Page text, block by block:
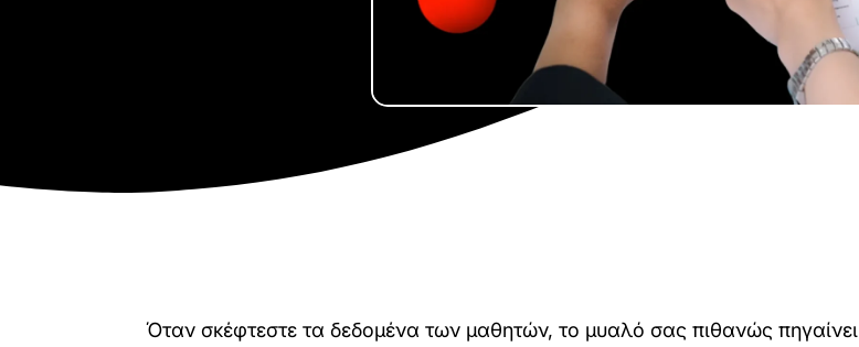
Όταν σκέφτεστε τα δεδομένα των μαθητών, το μυαλό σας πιθανώς πηγαίνει